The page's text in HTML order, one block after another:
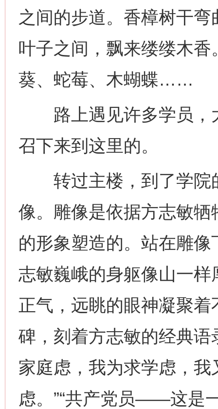
之间的步道。香樟树干
叶子之间，飘来缕缕木
葵、蛇莓、木蝴蝶……
路上遇见许多学员，
召下来到这里的。
转过主楼，到了学院
像。雕像是依据方志敏
的形象塑造的。站在雕
志敏巍峨的身躯像山一
正气，远眺的眼神凝聚
碑，刻着方志敏的经典语
家庭虑，我为求学虑，
虑。”“共产党员——这是